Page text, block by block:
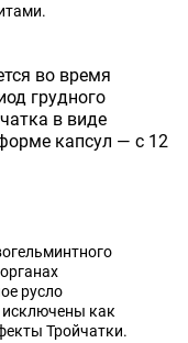
во время
грудного
в виде
капсул — с 12
русло
как
Тройчатки.